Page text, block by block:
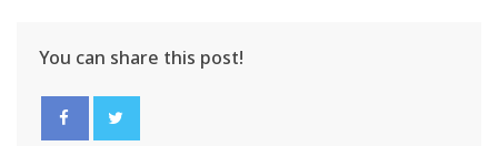
You can share this post!